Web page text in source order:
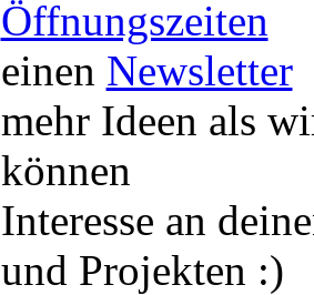
Öffnungszeiten
einen Newsletter
mehr Ideen als
können
Interesse an
und Projekten :)